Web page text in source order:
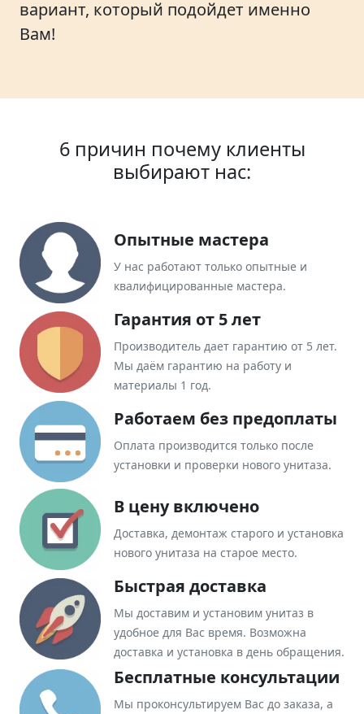
вариант, который подойдет именно
Вам!
6 причин почему клиенты
выбирают нас:
Опытные мастера
У нас работают только опытные и
квалифицированные мастера.
Гарантия от 5 лет
Производитель дает гарантию от 5 лет.
Мы даём гарантию на работу и
материалы 1 год.
Работаем без предоплаты
Оплата производится только после
установки и проверки нового унитаза.
В цену включено
Доставка, демонтаж старого и установка
нового унитаза на старое место.
Быстрая доставка
Мы доставим и установим унитаз в
удобное для Вас время. Возможна
доставка и установка в день обращения.
Бесплатные консультации
Мы проконсультируем Вас до заказа, а